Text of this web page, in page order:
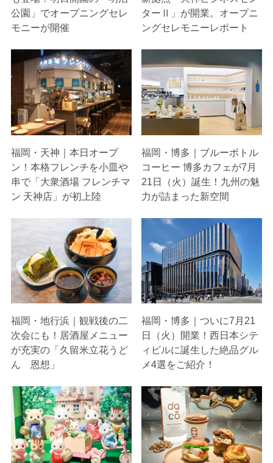
公園」でオープニングセレ
モニーが開催
ターⅡ」が開業。オープニ
ングセレモニーレポート
福岡・天神｜本日オープ
ン！本格フレンチを小皿や
串で「大衆酒場 フレンチマ
ン 天神店」が初上陸
福岡・博多｜ブルーボトル
コーヒー 博多カフェが7月
21日（火）誕生！九州の魅
力が詰まった新空間
福岡・地行浜｜観戦後の二
次会にも！居酒屋メニュー
が充実の「久留米立花うど
ん 恩想」
福岡・博多｜ついに7月21
日（火）開業！西日本シテ
ィビルに誕生した絶品グル
メ4選をご紹介！